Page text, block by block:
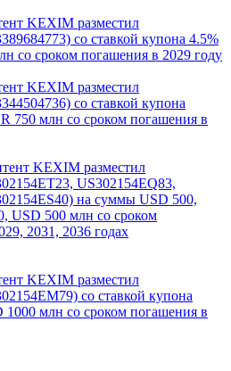
KEXIM разместил
со ставкой купона 4.5%
со сроком погашения в 2029 году
KEXIM разместил
со ставкой купона
750 млн со сроком погашения в
KEXIM разместил
US302154EQ83,
на суммы USD 500,
USD 500 млн со сроком
2031, 2036 годах
KEXIM разместил
со ставкой купона
млн со сроком погашения в